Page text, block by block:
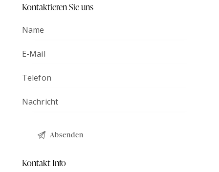
Kontaktieren Sie uns
Kontakt Info